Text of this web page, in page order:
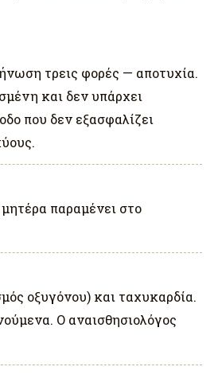
τρεις φορές — αποτυχία.
και δεν υπάρχει
που δεν εξασφαλίζει
παραμένει στο
οξυγόνου) και ταχυκαρδία.
Ο αναισθησιολόγος